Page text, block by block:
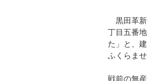
黒田革新
丁目五番
た」と、
ふくらま
戦前の無